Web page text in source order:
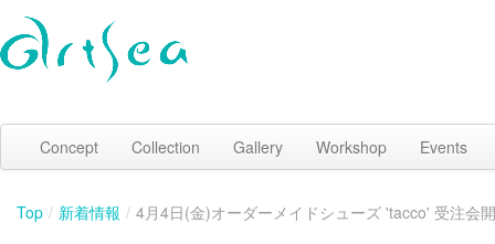
Concept Collection Gallery Workshop Events
Top / 新着情報 / 4月4日(金)オーダーメイドシューズ 'tacco' 受注会